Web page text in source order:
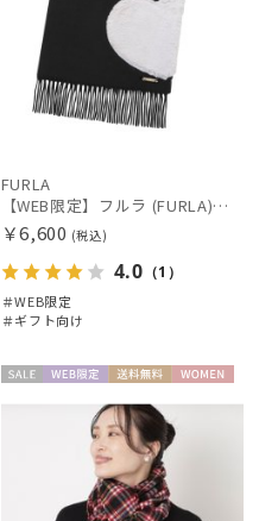
FURLA
【WEB限定】フルラ (FURLA)エコファー付きマフラー 無地×ハート ウールマフラー ロゴプレート付き ギフト プレゼント
￥6,600 (税込)
4.0 （1）
＃WEB限定
＃ギフト向け
料
N